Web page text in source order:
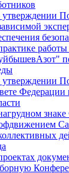
Федерации